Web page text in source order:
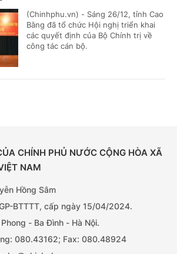
(Chinhphu.vn) - Sáng 26/12, tỉnh Cao
Bằng đã tổ chức Hội nghị triển khai
các quyết định của Bộ Chính trị về
công tác cán bộ.
CHÍNH PHỦ NƯỚC CỘNG HÒA XÃ
NAM
Hồng Sâm
BTTTT, cấp ngày 15/04/2024.
- Ba Đình - Hà Nội.
080.43162; Fax: 080.48924